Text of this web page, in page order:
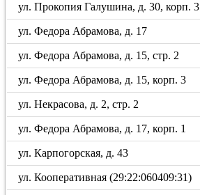
ул. Прокопия Галушина, д. 30, корп. 3
ул. Федора Абрамова, д. 17
ул. Федора Абрамова, д. 15, стр. 2
ул. Федора Абрамова, д. 15, корп. 3
ул. Некрасова, д. 2, стр. 2
ул. Федора Абрамова, д. 17, корп. 1
ул. Карпогорская, д. 43
ул. Кооперативная (29:22:060409:31)